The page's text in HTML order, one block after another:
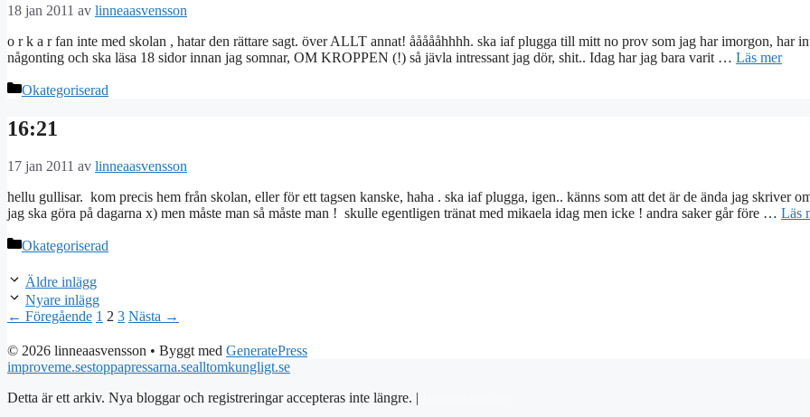
18 jan 2011 av linneaasvensson
o r k a r fan inte med skolan , hatar den rättare sagt. över ALLT annat! åååååhhhh. ska iaf plugga till mitt no prov som jag har imorgon, har
någonting och ska läsa 18 sidor innan jag somnar, OM KROPPEN (!) så jävla intressant jag dör, shit.. Idag har jag bara varit … Läs mer
Kategorier
Okategoriserad
16:21
17 jan 2011 av linneaasvensson
hellu gullisar. kom precis hem från skolan, eller för ett tagsen kanske, haha . ska iaf plugga, igen.. känns som att det är de ända jag skriver
jag ska göra på dagarna x) men måste man så måste man ! skulle egentligen tränat med mikaela idag men icke ! andra saker går före … Läs
Kategorier
Okategoriserad
Äldre inlägg
Nyare inlägg
← Föregående Sida
1 Sida
2 Sida
3 Nästa →
© 2026 linneaasvensson • Byggt med GeneratePress
improveme.sestoppapressarna.sealltomkungligt.se
Detta är ett arkiv. Nya bloggar och registreringar accepteras inte längre. |